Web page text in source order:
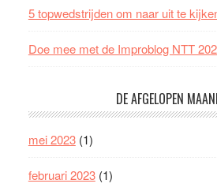
5 topwedstrijden om naar uit te
Doe mee met de Improblog NTT
DE AFGELOPEN
mei 2023(1)
februari 2023(1)